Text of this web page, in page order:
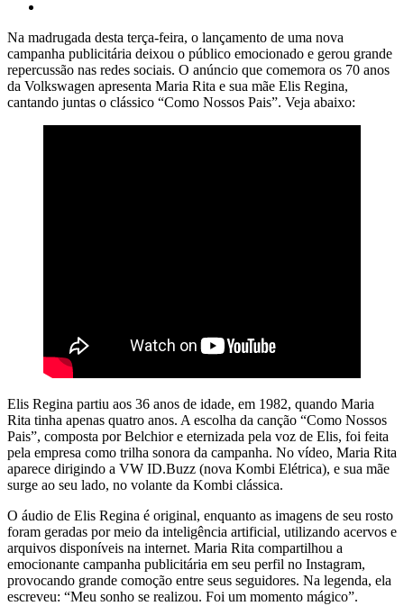
Na madrugada desta terça-feira, o lançamento de uma nova
campanha publicitária deixou o público emocionado e gerou grande
repercussão nas redes sociais. O anúncio que comemora os 70 anos
da Volkswagen apresenta Maria Rita e sua mãe Elis Regina,
cantando juntas o clássico “Como Nossos Pais”. Veja abaixo:
Elis Regina partiu aos 36 anos de idade, em 1982, quando Maria
Rita tinha apenas quatro anos. A escolha da canção “Como Nossos
Pais”, composta por Belchior e eternizada pela voz de Elis, foi feita
pela empresa como trilha sonora da campanha. No vídeo, Maria Rita
aparece dirigindo a VW ID.Buzz (nova Kombi Elétrica), e sua mãe
surge ao seu lado, no volante da Kombi clássica.
O áudio de Elis Regina é original, enquanto as imagens de seu rosto
foram geradas por meio da inteligência artificial, utilizando acervos e
arquivos disponíveis na internet. Maria Rita compartilhou a
emocionante campanha publicitária em seu perfil no Instagram,
provocando grande comoção entre seus seguidores. Na legenda, ela
escreveu: “Meu sonho se realizou. Foi um momento mágico”.